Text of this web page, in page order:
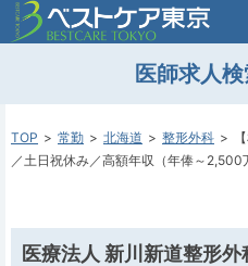
医師がはじめた
医師のための
転職支援
転職支援のお
医師求人
TOP 常勤 北海道 整形外科
／土日祝休み／高額年収（年俸～2,500
医療法人 新川新道整形外